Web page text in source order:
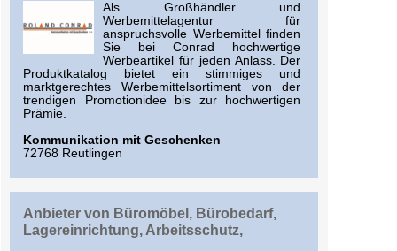
Als Großhändler und
Werbemittelagentur für
anspruchsvolle Werbemittel finden
Sie bei Conrad hochwertige
Werbeartikel für jeden Anlass. Der
Produktkatalog bietet ein stimmiges und
marktgerechtes Werbemittelsortiment von der
trendigen Promotionidee bis zur hochwertigen
Prämie.
Kommunikation mit Geschenken
72768 Reutlingen
Anbieter von Büromöbel, Bürobedarf,
Lagereinrichtung, Arbeitsschutz,